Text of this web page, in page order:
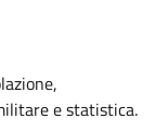
e statistica.